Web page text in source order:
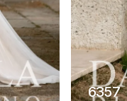
6357